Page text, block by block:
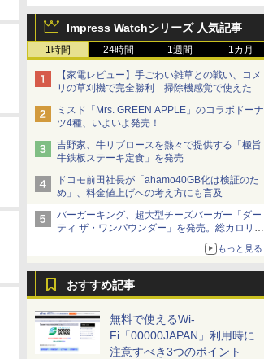
Impress Watchシリーズ 人気記事
1時間 24時間 1週間 1カ月
【家電レビュー】手ごわい雑草との戦い、コメ
リの草刈機で完全勝利 掃除機感覚で使えた
ミスド「Mrs. GREEN APPLE」のコラボドーナ
ツ4種、いよいよ発売！
吉野家、牛リブロースを熱々で提供する「極旨
牛鉄板ステーキ定食」を発売
ドコモ前田社長が「ahamo40GB化は検証のた
め」、料金値上げへの考え方にも言及
バーガーキング、超大型チーズバーガー「ダー
ティ ザ・ワンパウンダー」を発売。総カロリー
もっと見る
おすすめ記事
無料で使えるWi-
Fi「00000JAPAN」利用時に
注意すべき3つのポイント